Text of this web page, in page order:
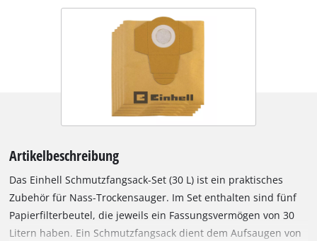
Artikelbeschreibung
Das Einhell Schmutzfangsack-Set (30 L) ist ein praktisches
Zubehör für Nass-Trockensauger. Im Set enthalten sind fünf
Papierfilterbeutel, die jeweils ein Fassungsvermögen von 30
Litern haben. Ein Schmutzfangsack dient dem Aufsaugen von